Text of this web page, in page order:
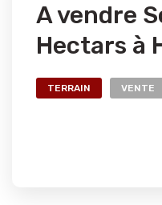
A vendre
Hectars à
TERRAIN VENTE